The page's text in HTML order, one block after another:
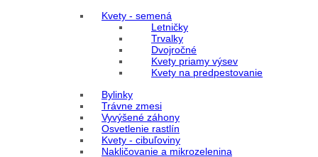
Kvety - semená
Letničky
Trvalky
Dvojročné
Kvety priamy výsev
Kvety na predpestovanie
Bylinky
Trávne zmesi
Vyvýšené záhony
Osvetlenie rastlín
Kvety - cibuľoviny
Nakličovanie a mikrozelenina